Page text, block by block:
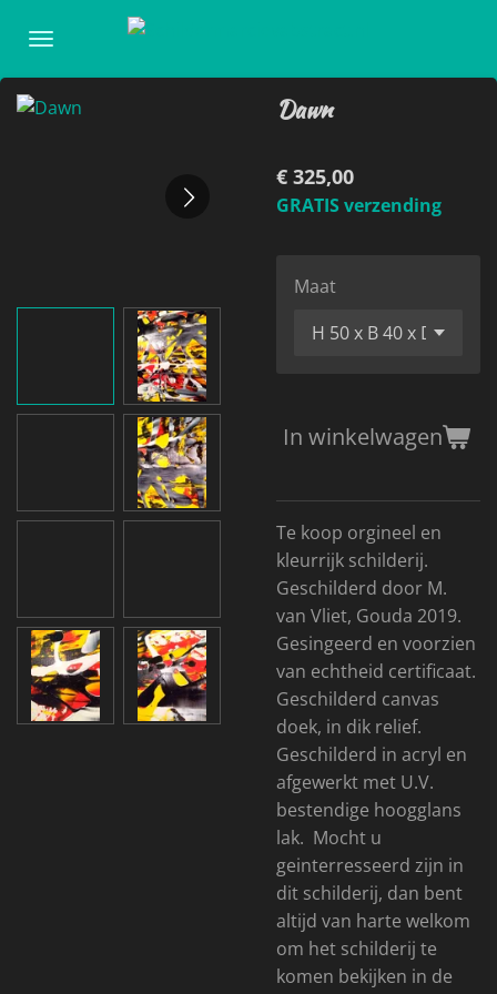
direct
naar
de
Dawn
€ 325,00
GRATIS verzending
Maat
In winkelwagen
Te koop orgineel en
kleurrijk schilderij.
Geschilderd door M.
van Vliet, Gouda 2019.
Gesingeerd en voorzien
van echtheid certificaat.
Geschilderd canvas
doek, in dik relief.
Geschilderd in acryl en
afgewerkt met U.V.
bestendige hoogglans
lak. Mocht u
geinterresseerd zijn in
dit schilderij, dan bent
altijd van harte welkom
om het schilderij te
komen bekijken in de